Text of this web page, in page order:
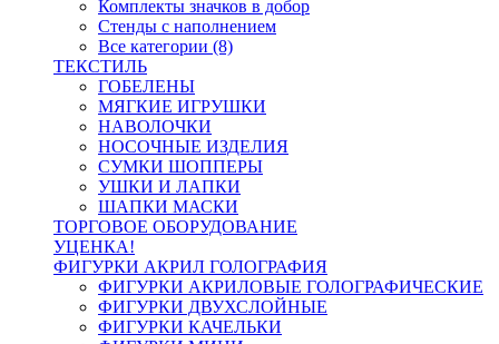
Комплекты значков в добор
Стенды с наполнением
Все категории (8)
ТЕКСТИЛЬ
ГОБЕЛЕНЫ
МЯГКИЕ ИГРУШКИ
НАВОЛОЧКИ
НОСОЧНЫЕ ИЗДЕЛИЯ
СУМКИ ШОППЕРЫ
УШКИ И ЛАПКИ
ШАПКИ МАСКИ
ТОРГОВОЕ ОБОРУДОВАНИЕ
УЦЕНКА!
ФИГУРКИ АКРИЛ ГОЛОГРАФИЯ
ФИГУРКИ АКРИЛОВЫЕ ГОЛОГРАФИЧЕСКИЕ
ФИГУРКИ ДВУХСЛОЙНЫЕ
ФИГУРКИ КАЧЕЛЬКИ